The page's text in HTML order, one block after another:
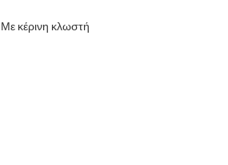
Με κέρινη κλωστή